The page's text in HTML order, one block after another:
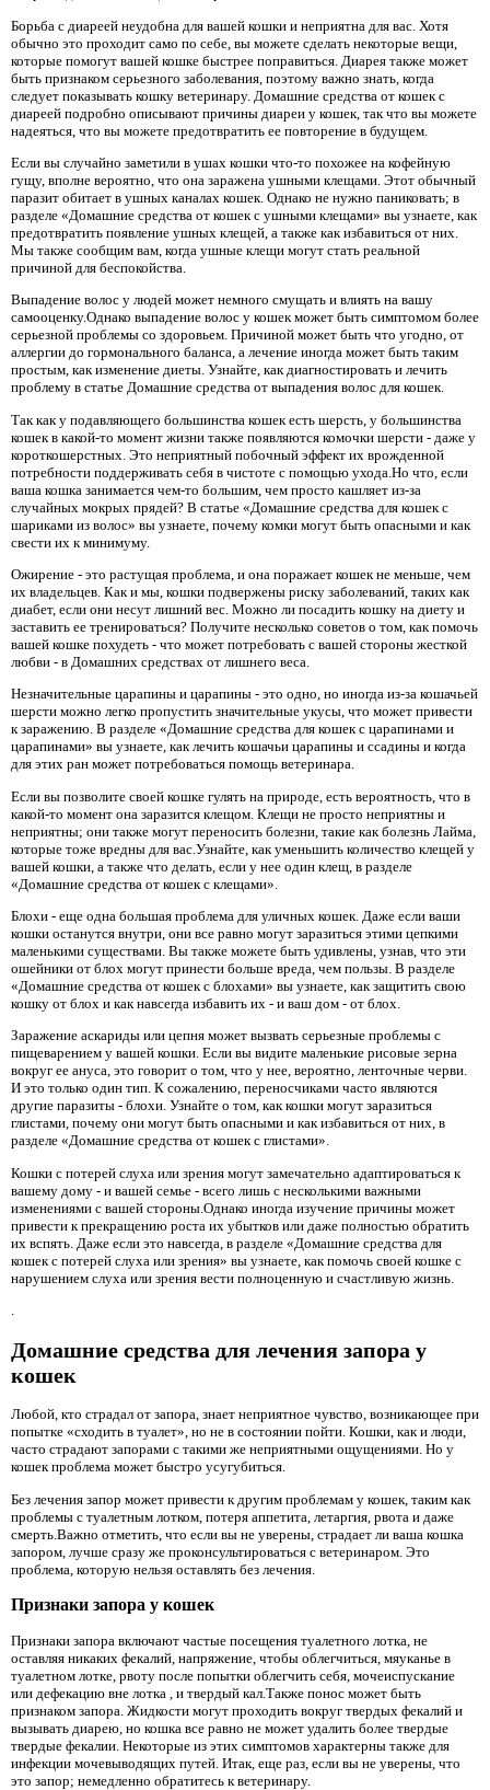
Борьба с диареей неудобна для вашей кошки и неприятна для вас. Хотя
обычно это проходит само по себе, вы можете сделать некоторые вещи,
которые помогут вашей кошке быстрее поправиться. Диарея также может
быть признаком серьезного заболевания, поэтому важно знать, когда
следует показывать кошку ветеринару. Домашние средства от кошек с
диареей подробно описывают причины диареи у кошек, так что вы можете
надеяться, что вы можете предотвратить ее повторение в будущем.
Если вы случайно заметили в ушах кошки что-то похожее на кофейную
гущу, вполне вероятно, что она заражена ушными клещами. Этот обычный
паразит обитает в ушных каналах кошек. Однако не нужно паниковать; в
разделе «Домашние средства от кошек с ушными клещами» вы узнаете, как
предотвратить появление ушных клещей, а также как избавиться от них.
Мы также сообщим вам, когда ушные клещи могут стать реальной
причиной для беспокойства.
Выпадение волос у людей может немного смущать и влиять на вашу
самооценку.Однако выпадение волос у кошек может быть симптомом более
серьезной проблемы со здоровьем. Причиной может быть что угодно, от
аллергии до гормонального баланса, а лечение иногда может быть таким
простым, как изменение диеты. Узнайте, как диагностировать и лечить
проблему в статье Домашние средства от выпадения волос для кошек.
Так как у подавляющего большинства кошек есть шерсть, у большинства
кошек в какой-то момент жизни также появляются комочки шерсти - даже у
короткошерстных. Это неприятный побочный эффект их врожденной
потребности поддерживать себя в чистоте с помощью ухода.Но что, если
ваша кошка занимается чем-то большим, чем просто кашляет из-за
случайных мокрых прядей? В статье «Домашние средства для кошек с
шариками из волос» вы узнаете, почему комки могут быть опасными и как
свести их к минимуму.
Ожирение - это растущая проблема, и она поражает кошек не меньше, чем
их владельцев. Как и мы, кошки подвержены риску заболеваний, таких как
диабет, если они несут лишний вес. Можно ли посадить кошку на диету и
заставить ее тренироваться? Получите несколько советов о том, как помочь
вашей кошке похудеть - что может потребовать с вашей стороны жесткой
любви - в Домашних средствах от лишнего веса.
Незначительные царапины и царапины - это одно, но иногда из-за кошачьей
шерсти можно легко пропустить значительные укусы, что может привести
к заражению. В разделе «Домашние средства для кошек с царапинами и
царапинами» вы узнаете, как лечить кошачьи царапины и ссадины и когда
для этих ран может потребоваться помощь ветеринара.
Если вы позволите своей кошке гулять на природе, есть вероятность, что в
какой-то момент она заразится клещом. Клещи не просто неприятны и
неприятны; они также могут переносить болезни, такие как болезнь Лайма,
которые тоже вредны для вас.Узнайте, как уменьшить количество клещей у
вашей кошки, а также что делать, если у нее один клещ, в разделе
«Домашние средства от кошек с клещами».
Блохи - еще одна большая проблема для уличных кошек. Даже если ваши
кошки останутся внутри, они все равно могут заразиться этими цепкими
маленькими существами. Вы также можете быть удивлены, узнав, что эти
ошейники от блох могут принести больше вреда, чем пользы. В разделе
«Домашние средства от кошек с блохами» вы узнаете, как защитить свою
кошку от блох и как навсегда избавить их - и ваш дом - от блох.
Заражение аскариды или цепня может вызвать серьезные проблемы с
пищеварением у вашей кошки. Если вы видите маленькие рисовые зерна
вокруг ее ануса, это говорит о том, что у нее, вероятно, ленточные черви.
И это только один тип. К сожалению, переносчиками часто являются
другие паразиты - блохи. Узнайте о том, как кошки могут заразиться
глистами, почему они могут быть опасными и как избавиться от них, в
разделе «Домашние средства от кошек с глистами».
Кошки с потерей слуха или зрения могут замечательно адаптироваться к
вашему дому - и вашей семье - всего лишь с несколькими важными
изменениями с вашей стороны.Однако иногда изучение причины может
привести к прекращению роста их убытков или даже полностью обратить
их вспять. Даже если это навсегда, в разделе «Домашние средства для
кошек с потерей слуха или зрения» вы узнаете, как помочь своей кошке с
нарушением слуха или зрения вести полноценную и счастливую жизнь.
.
Домашние средства для лечения запора у
кошек
Любой, кто страдал от запора, знает неприятное чувство, возникающее при
попытке «сходить в туалет», но не в состоянии пойти. Кошки, как и люди,
часто страдают запорами с такими же неприятными ощущениями. Но у
кошек проблема может быстро усугубиться.
Без лечения запор может привести к другим проблемам у кошек, таким как
проблемы с туалетным лотком, потеря аппетита, летаргия, рвота и даже
смерть.Важно отметить, что если вы не уверены, страдает ли ваша кошка
запором, лучше сразу же проконсультироваться с ветеринаром. Это
проблема, которую нельзя оставлять без лечения.
Признаки запора у кошек
Признаки запора включают частые посещения туалетного лотка, не
оставляя никаких фекалий, напряжение, чтобы облегчиться, мяуканье в
туалетном лотке, рвоту после попытки облегчить себя, мочеиспускание
или дефекацию вне лотка , и твердый кал.Также понос может быть
признаком запора. Жидкости могут проходить вокруг твердых фекалий и
вызывать диарею, но кошка все равно не может удалить более твердые
твердые фекалии. Некоторые из этих симптомов характерны также для
инфекции мочевыводящих путей. Итак, еще раз, если вы не уверены, что
это запор; немедленно обратитесь к ветеринару.